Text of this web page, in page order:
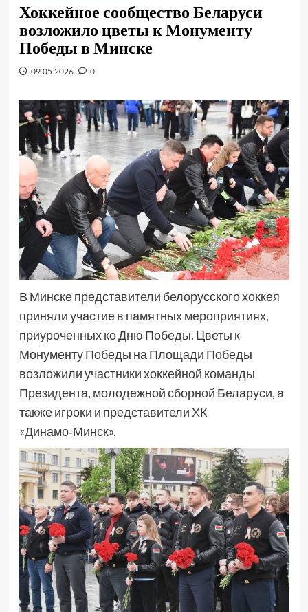
Хоккейное сообщество Беларуси
возложило цветы к Монументу
Победы в Минске
09.05.2026 0
В Минске представители белорусского хоккея
приняли участие в памятных мероприятиях,
приуроченных ко Дню Победы. Цветы к
Монументу Победы на Площади Победы
возложили участники хоккейной команды
Президента, молодежной сборной Беларуси, а
также игроки и представители ХК
«Динамо‑Минск».